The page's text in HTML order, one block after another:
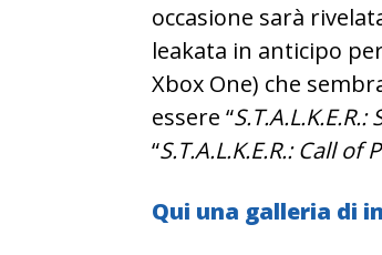
occasione sarà
leakata in anticipo
Xbox One) che
essere “
“S.T.A.L.K.E.R.: Call of
Qui una galleria di